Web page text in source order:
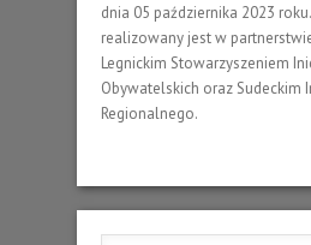
dnia 05 października 2023
realizowany jest w
Legnickim Stowarzyszeniem
Obywatelskich oraz Sudeckim
Regionalnego.